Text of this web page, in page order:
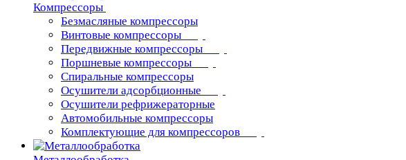
Компрессоры
Безмасляные компрессоры
Винтовые компрессоры
Передвижные компрессоры
Поршневые компрессоры
Спиральные компрессоры
Осушители адсорбционные
Осушители рефрижераторные
Автомобильные компрессоры
Комплектующие для компрессоров